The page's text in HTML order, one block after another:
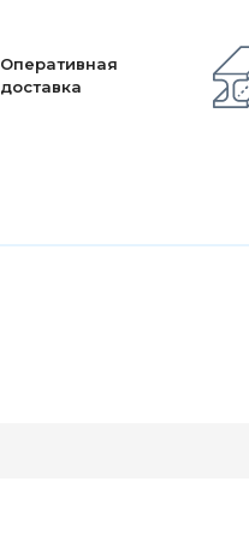
Оперативная
доставка